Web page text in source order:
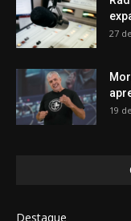
27
19
Destaque